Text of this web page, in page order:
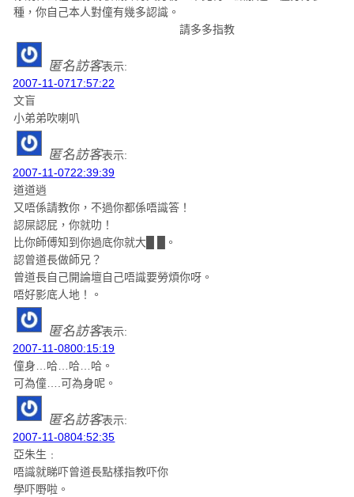
種，你自己本人對僮有幾多認識。
請多多指教
匿名訪客表示:
2007-11-0717:57:22
文盲
小弟弟吹喇叭
匿名訪客表示:
2007-11-0722:39:39
道道逍
又唔係請教你，不過你都係唔識答！
認屎認屁，你就叻！
比你師傅知到你過底你就大█ █。
認曾道長做師兄？
曾道長自己開論壇自己唔識要勞煩你呀。
唔好影底人地！。
匿名訪客表示:
2007-11-0800:15:19
僮身…哈…哈…哈。
可為僮….可為身呢。
匿名訪客表示:
2007-11-0804:52:35
亞朱生﹕
唔識就睇吓曾道長點樣指教吓你
學吓嘢啦。